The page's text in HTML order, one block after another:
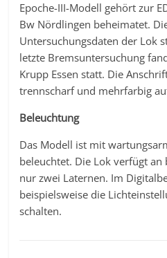
Epoche-III-Modell gehört zur
Bw Nördlingen beheimatet.
Untersuchungsdaten der Lok
letzte Bremsuntersuchung
Krupp Essen statt. Die
trennscharf und mehrfarbig
Beleuchtung
Das Modell ist mit
beleuchtet. Die Lok verfügt
nur zwei Laternen. Im
beispielsweise die
schalten.